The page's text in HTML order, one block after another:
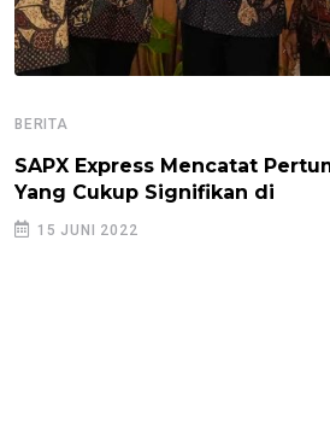
BERITA
SAPX Express Mencatat
Yang Cukup Signifikan di
15 JUNI 2022